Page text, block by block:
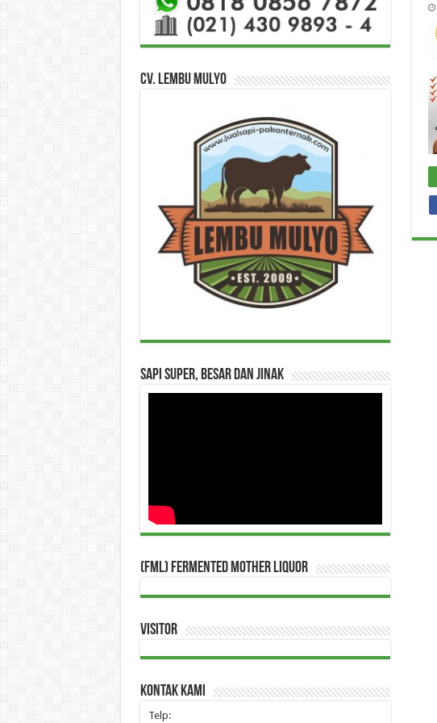
CV. Lembu Mulyo
Sapi Super, Besar dan Jinak
(FML) Fermented Mother Liquor
Visitor
Kontak Kami
Telp: